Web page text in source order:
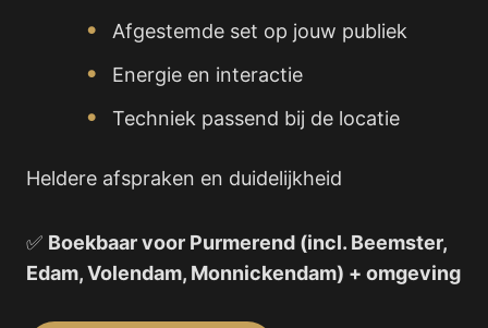
Afgestemde set op jouw publiek
Energie en interactie
Techniek passend bij de locatie
Heldere afspraken en duidelijkheid
✅ Boekbaar voor Purmerend (incl. Beemster,
Edam, Volendam, Monnickendam) + omgeving